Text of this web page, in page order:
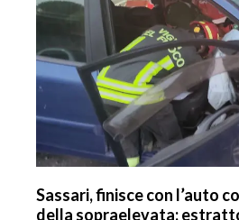
Sassari, finisce con l’auto
della sopraelevata: